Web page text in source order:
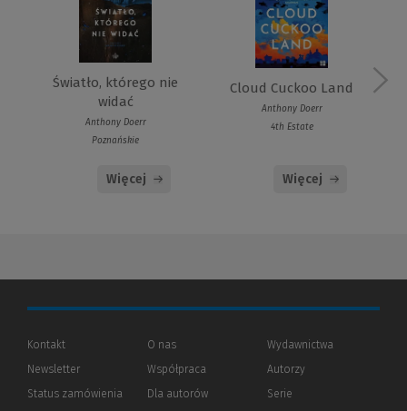
Światło, którego nie
widać
Anthony Doerr
Poznańskie
Więcej
Cloud Cuckoo Land
Anthony Doerr
4th Estate
Więcej
Kontakt
Newsletter
Status zamówienia
O nas
Współpraca
Dla autorów(Nowe
(Link
Wydawnictwa
Autorzy
Serie